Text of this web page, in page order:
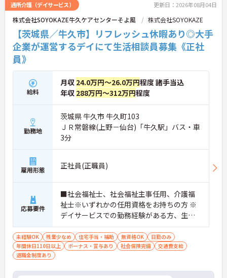
通所介護（デイサービス） 更新日：2026年08月04日
株式会社SOYOKAZE牛久ケアセンターそよ風 株式会社SOYOKAZE
【茨城県／牛久市】リフレッシュ休暇あり◎大手
企業が運営するデイにて生活相談員募集《正社
員》
給料
月収 24.0万円～26.0万円程度 諸手当込
年収 288万円～312万円程度
勤務地
茨城県 牛久市 牛久町103
ＪＲ常磐線(上野－仙台)「牛久駅」バス・車
3分
雇用形態 正社員(正職員)
応募要件
■社会福祉士、社会福祉主事任用、介護福
祉士※いずれかの任用資格をお持ちの方 ※
デイサービスでの勤務経験がある方、生活
相談員の実務経験がある方歓迎
未経験OK 残業少なめ 住宅手当・補助 無資格OK
日勤のみ
年間休日110日以上
ボーナス・賞与あり 社会保険完備
交通費支給
退職金制度あり